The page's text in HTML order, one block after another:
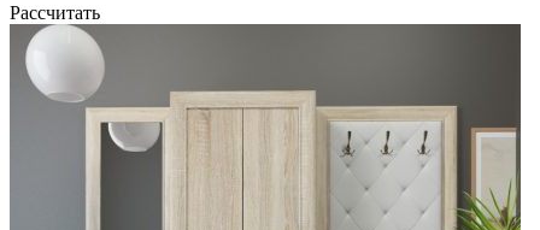
Рассчитать